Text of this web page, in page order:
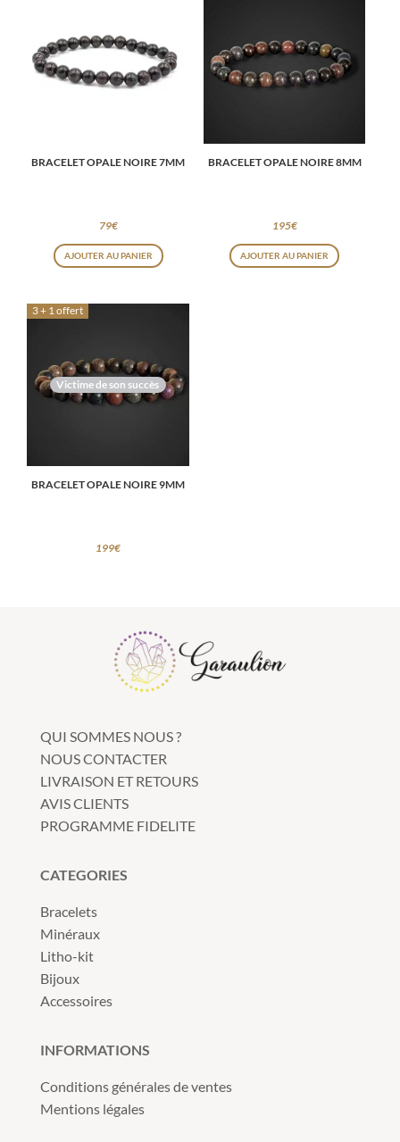
BRACELET OPALE NOIRE 7MM
79€
AJOUTER AU PANIER
BRACELET OPALE NOIRE 8MM
195€
AJOUTER AU PANIER
Victime de son succès
3 + 1 offert
BRACELET OPALE NOIRE 9MM
199€
QUI SOMMES NOUS ?
NOUS CONTACTER
LIVRAISON ET RETOURS
AVIS CLIENTS
PROGRAMME FIDELITE
CATEGORIES
Bracelets
Minéraux
Litho-kit
Bijoux
Accessoires
INFORMATIONS
Conditions générales de ventes
Mentions légales